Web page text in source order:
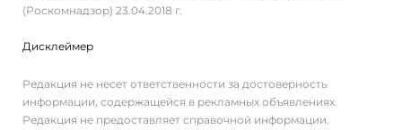
(Роскомнадзор) 23.04.2018 г.
Дисклеймер
Редакция не несет ответственности за достоверность
информации, содержащейся в рекламных объявлениях.
Редакция не предоставляет справочной информации.